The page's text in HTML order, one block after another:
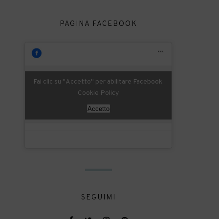
PAGINA FACEBOOK
Fai clic su "Accetto" per abilitare Facebook
Cookie Policy
Accetto
SEGUIMI